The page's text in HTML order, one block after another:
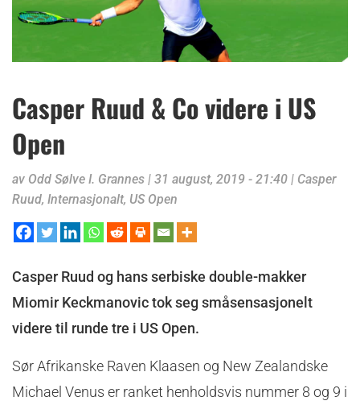
Casper Ruud & Co videre i US
Open
av Odd Sølve I. Grannes | 31 august, 2019 - 21:40 | Casper
Ruud, Internasjonalt, US Open
Casper Ruud og hans serbiske double-makker
Miomir Keckmanovic tok seg småsensasjonelt
videre til runde tre i US Open.
Sør Afrikanske Raven Klaasen og New Zealandske
Michael Venus er ranket henholdsvis nummer 8 og 9 i